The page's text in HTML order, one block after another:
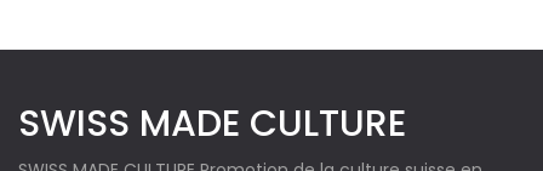
SWISS MADE CULTURE